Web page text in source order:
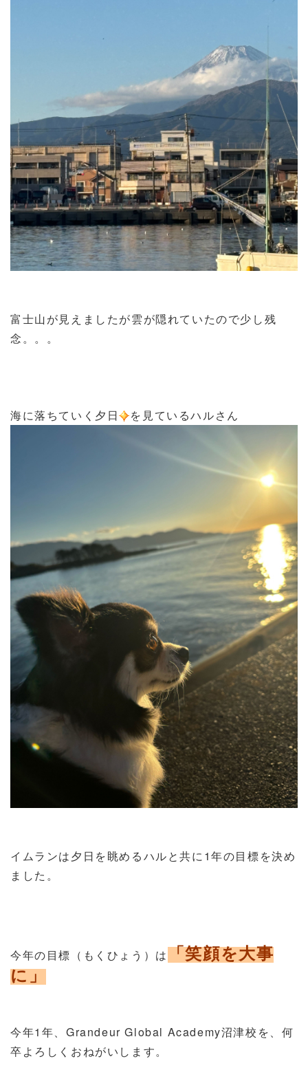
富士山が見えましたが雲が隠れていたので少し残
念。。。
海に落ちていく夕日 を見ているハルさん
イムランは夕日を眺めるハルと共に1年の目標を決め
ました。
今年の目標（もくひょう）は「笑顔を大事
に」
今年1年、Grandeur Global Academy沼津校を、何
卒よろしくおねがいします。